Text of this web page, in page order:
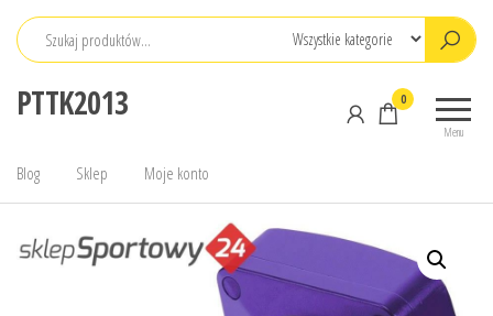
Przejdź
PTTK2013
Menu
0
Blog Sklep Moje konto